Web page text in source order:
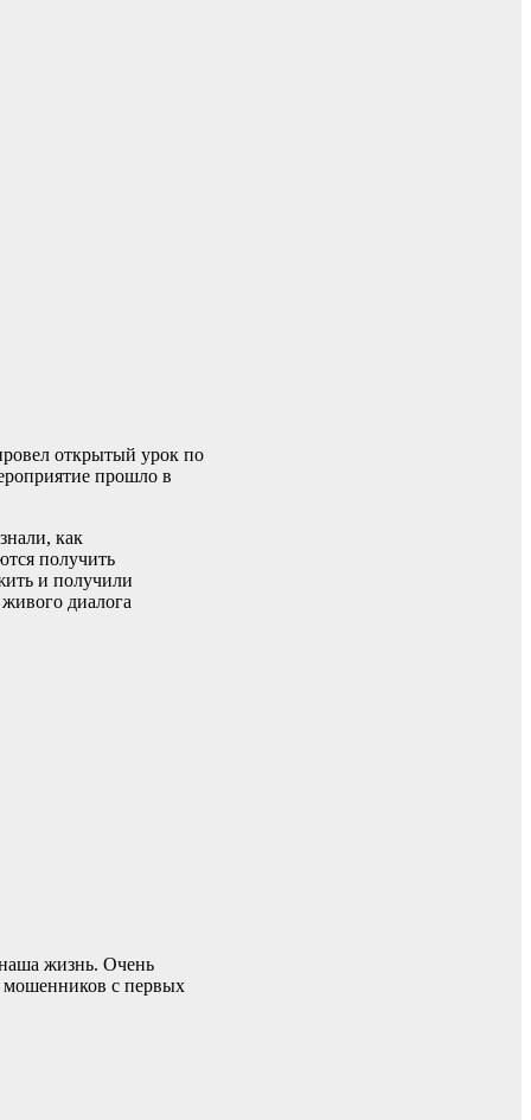
открытый урок по
прошло в
как
получить
и получили
диалога
жизнь. Очень
мошенников с первых